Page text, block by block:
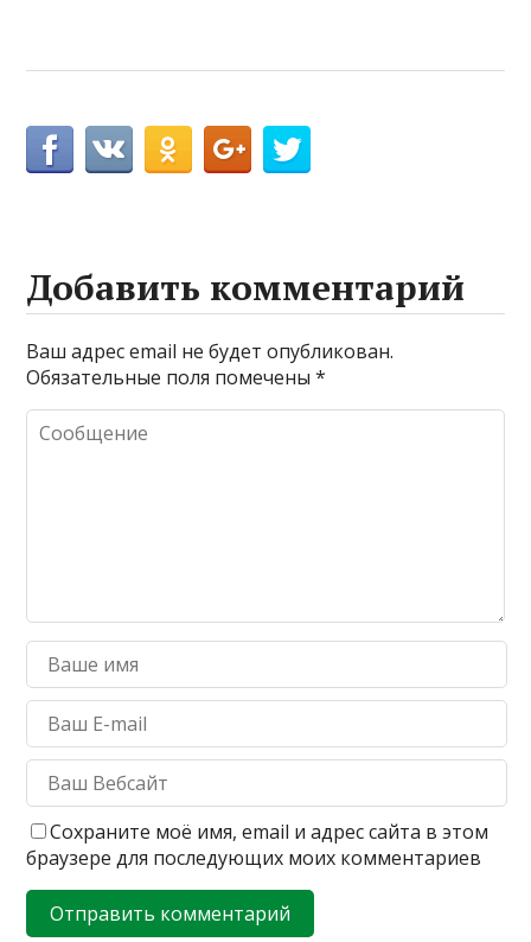
Добавить комментарий
Ваш адрес email не будет опубликован.
Обязательные поля помечены*
Сохраните моё имя, email и адрес сайта в этом
браузере для последующих моих комментариев